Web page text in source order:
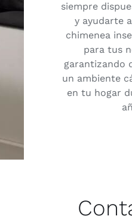
siempre
y ayudarte
chimenea
para tus
garantizando
un ambiente
en tu hogar